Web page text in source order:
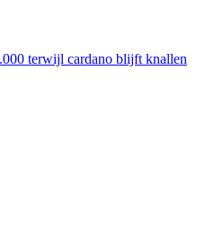
terwijl cardano blijft knallen